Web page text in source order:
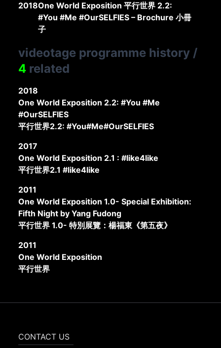
2018One World Exposition 平行世界 2.2:
#You #Me #OurSELFIES – Brochure 小冊
子
videotage programme history /
4 related
2018
One World Exposition 2.2: #You #Me
#OurSELFIES
平行世界2.2: #You#Me#OurSELFIES
2017
One World Exposition 2.1 : #like4like
平行世界2.1 #like4like
2011
One World Exposition 1.0- Special Exhibition:
Fifth Night by Yang Fudong
平行世界 1.0- 特別展覽：楊福東《第五夜》
2011
One World Exposition
平行世界
CONTACT US